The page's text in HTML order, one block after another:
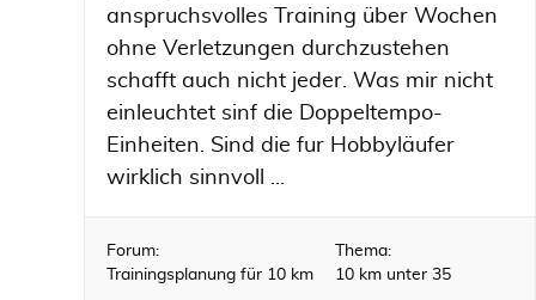
anspruchsvolles Training über Wochen
ohne Verletzungen durchzustehen
schafft auch nicht jeder. Was mir nicht
einleuchtet sinf die Doppeltempo-
Einheiten. Sind die fur Hobbyläufer
wirklich sinnvoll ...
Forum:
Trainingsplanung für 10 km
Thema:
10 km unter 35